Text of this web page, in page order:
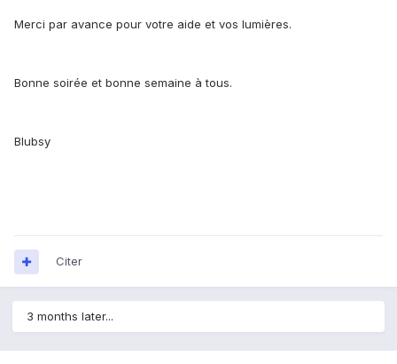
Merci par avance pour votre aide et vos lumières.
Bonne soirée et bonne semaine à tous.
Blubsy
Citer
3 months later...